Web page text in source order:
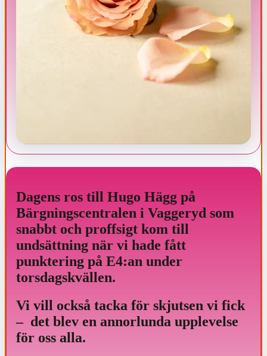
Dagens ros till Hugo Hägg på
Bärgningscentralen i Vaggeryd som
snabbt och proffsigt kom till
undsättning när vi hade fått
punktering på E4:an under
torsdagskvällen.
Vi vill också tacka för skjutsen vi fick
– det blev en annorlunda upplevelse
för oss alla.